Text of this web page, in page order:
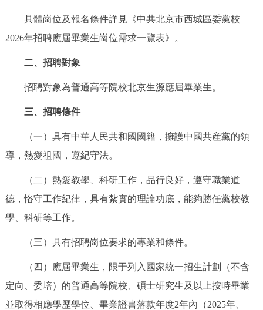
決策公開 專題公開
個人服務 法人服務 部門服務
便民服務
仲介服務
政民互動
參與調查 線上訪談
走進北京
北京概況 十六區概覽 人文北京
具體崗位及報名條件詳見《中共北京市西城區委黨校
2026年招聘應屆畢業生崗位需求一覽表》。
二、招聘對象
招聘對象為普通高等院校北京生源應屆畢業生。
三、招聘條件
（一）具有中華人民共和國國籍，擁護中國共産黨的領
導，熱愛祖國，遵紀守法。
（二）熱愛教學、科研工作，品行良好，遵守職業道
德，恪守工作紀律，具有紮實的理論功底，能夠勝任黨校教
學、科研等工作。
（三）具有招聘崗位要求的專業和條件。
（四）應屆畢業生，限于列入國家統一招生計劃（不含
定向、委培）的普通高等院校、碩士研究生及以上按時畢業
並取得相應學歷學位、畢業證書落款年度2年內（2025年、